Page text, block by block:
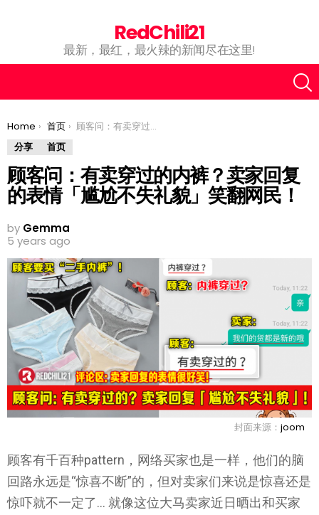
RedChili21
最新，最红，最火辣的新闻尽在这里!
You are here:
Home 首页
顾客问：有卖穿过的内裤？卖家回复的表情「尴尬不失礼貌」笑翻网民！
分享
首页
顾客问：有卖穿过的内裤？卖家回复
的表情「尴尬不失礼貌」笑翻网民！
by Gemma
5 years ago
封面来源： joom
顾客有千百种pattern，网络买家也是一样，他们的脑
回路永远是“惊喜不断”的，但对卖家们来说是惊喜还是
惊吓就不一定了… 就像这位大马卖家近日晒出和买家